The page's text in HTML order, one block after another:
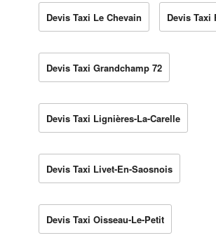
Devis Taxi Le Chevain Devis Taxi
Devis Taxi Grandchamp 72
Devis Taxi Lignières-La-Carelle
Devis Taxi Livet-En-Saosnois
Devis Taxi Oisseau-Le-Petit